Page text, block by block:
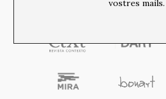
vostres mails.